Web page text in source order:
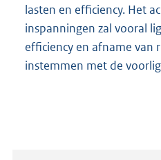
lasten en efficiency. Het
inspanningen zal vooral
efficiency en afname van
instemmen met de